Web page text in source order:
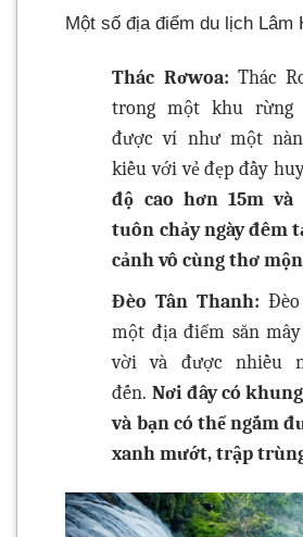
Một số địa điểm du lịch Lâm
Thác Rơwoa:Thác
trong một khu rừng
được ví như một
kiều với vẻ đẹp đầy
độ cao hơn 15m và
tuôn chảy ngày đêm
cảnh vô cùng thơ
Đèo Tân Thanh:
một địa điểm săn
vời và được nhiều
đến. Nơi đây có
và bạn có thể ngắm
xanh mướt, trập